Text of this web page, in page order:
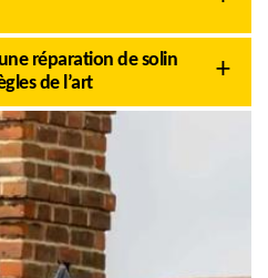
réparation de solin
de l’art